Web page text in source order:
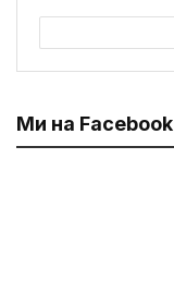
Ми на Facebook